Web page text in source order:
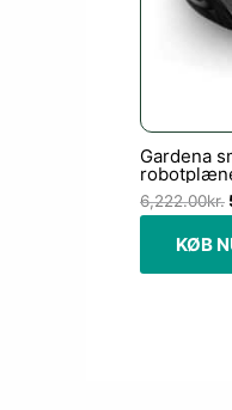
Gardena
6,222.00kr.
KØB